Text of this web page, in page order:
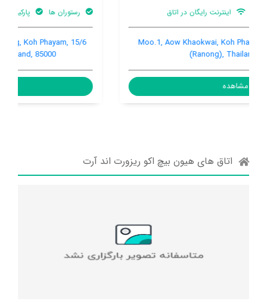
رستوران ها پارکینگ ماشین
15/6 Moo 1, Aow Yai, Koh Phayam, Ranong, Koh Phayam,
Koh Phayam (Ranong), Thailand, 85000,
مشاهده
اتاق های هیون بیچ اکو ریزورت اند آرت